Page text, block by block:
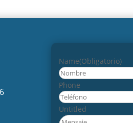
Name(Obligatorio)
Phone
Untitled